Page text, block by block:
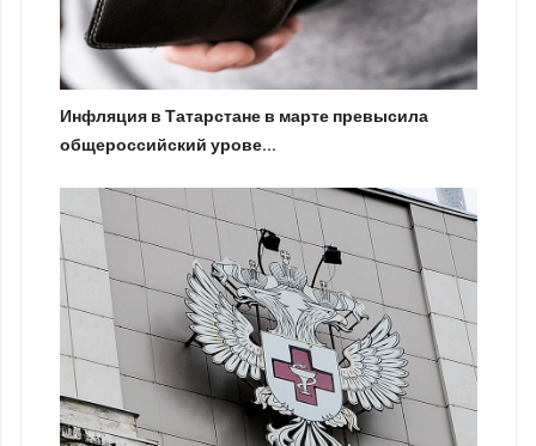
Инфляция в Татарстане в марте превысила
общероссийский урове...